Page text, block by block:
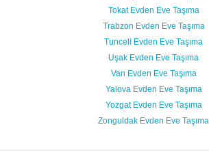
Tokat Evden Eve Taşıma
Trabzon Evden Eve Taşıma
Tunceli Evden Eve Taşıma
Uşak Evden Eve Taşıma
Van Evden Eve Taşıma
Yalova Evden Eve Taşıma
Yozgat Evden Eve Taşıma
Zonguldak Evden Eve Taşıma